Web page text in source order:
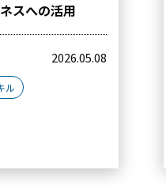
スへの活用
ル
2026.05.08